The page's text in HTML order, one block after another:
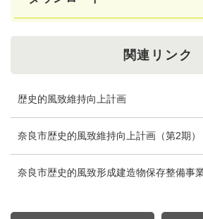
関連リンク
歴史的風致維持向上計画
奈良市歴史的風致維持向上計画（第2期）
奈良市歴史的風致形成建造物保存整備事